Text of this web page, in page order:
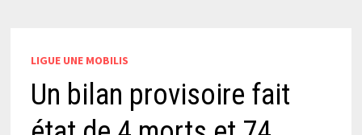
LIGUE UNE MOBILIS
Un bilan provisoire fait